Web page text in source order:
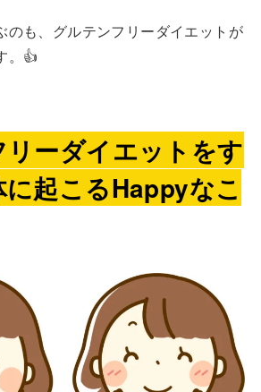
のも、グルテンフリーダイエットが
。👍
ーダイエットをす
起こるHappyなこ